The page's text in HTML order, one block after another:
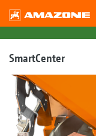
SmartCenter